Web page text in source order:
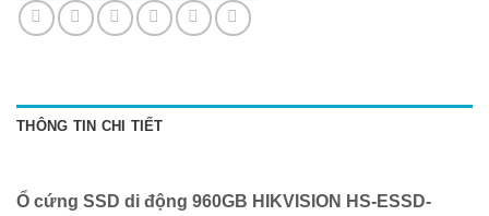
THÔNG TIN CHI TIẾT
Ổ cứng SSD di động 960GB HIKVISION HS-ESSD-